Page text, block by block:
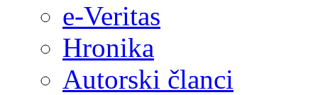
e-Veritas
Hronika
Autorski članci